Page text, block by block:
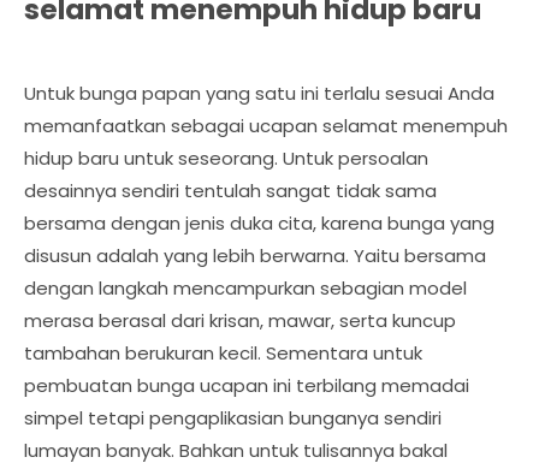
selamat menempuh hidup baru
Untuk bunga papan yang satu ini terlalu sesuai Anda
memanfaatkan sebagai ucapan selamat menempuh
hidup baru untuk seseorang. Untuk persoalan
desainnya sendiri tentulah sangat tidak sama
bersama dengan jenis duka cita, karena bunga yang
disusun adalah yang lebih berwarna. Yaitu bersama
dengan langkah mencampurkan sebagian model
merasa berasal dari krisan, mawar, serta kuncup
tambahan berukuran kecil. Sementara untuk
pembuatan bunga ucapan ini terbilang memadai
simpel tetapi pengaplikasian bunganya sendiri
lumayan banyak. Bahkan untuk tulisannya bakal